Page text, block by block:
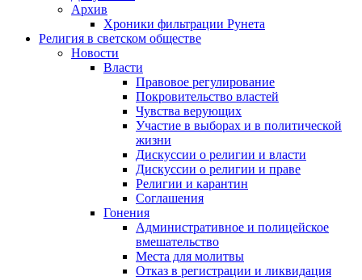
Архив
Хроники фильтрации Рунета
Религия в светском обществе
Новости
Власти
Правовое регулирование
Покровительство властей
Чувства верующих
Участие в выборах и в политической
жизни
Дискуссии о религии и власти
Дискуссии о религии и праве
Религии и карантин
Соглашения
Гонения
Административное и полицейское
вмешательство
Места для молитвы
Отказ в регистрации и ликвидация